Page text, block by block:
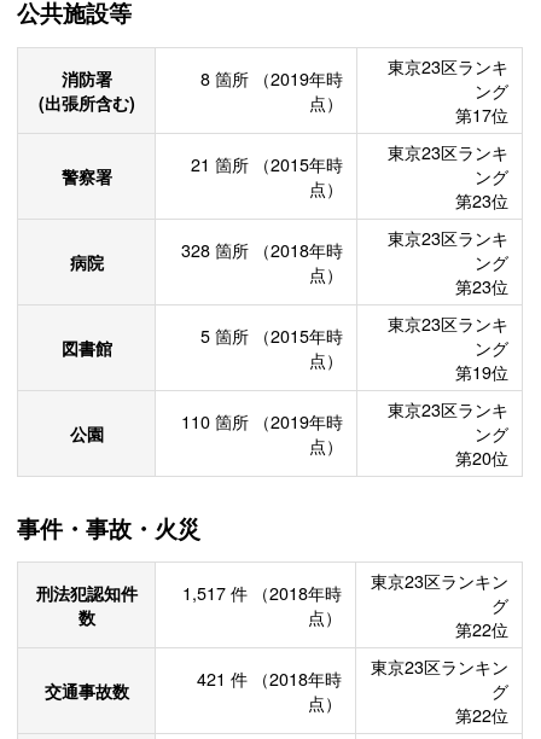
公共施設等
消防署
(出張所含む)
8 箇所
（2019年時
点）
東京23区ランキ
ング
第17位
警察署 21 箇所
（2015年時
点）
東京23区ランキ
ング
第23位
病院 328 箇所
（2018年時
点）
東京23区ランキ
ング
第23位
図書館 5 箇所
（2015年時
点）
東京23区ランキ
ング
第19位
公園 110 箇所
（2019年時
点）
東京23区ランキ
ング
第20位
事件・事故・火災
刑法犯認知件
数
1,517 件
（2018年時
点）
東京23区ランキン
グ
第22位
交通事故数 421 件
（2018年時
点）
東京23区ランキン
グ
第22位